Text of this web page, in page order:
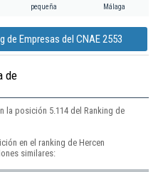
pequeña Málaga
de Empresas del CNAE 2553
de
la posición 5.114 del Ranking de
en el ranking de Hercen
similares: